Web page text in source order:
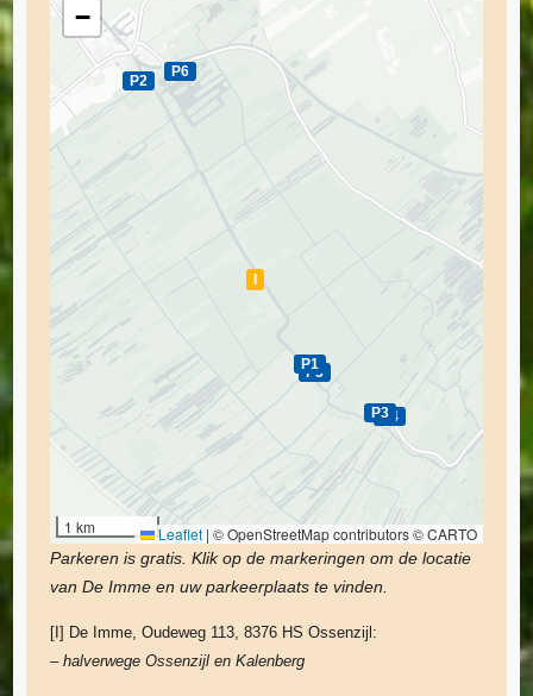
P6
P5
P4
P3
P2
P1
I
−
1 km Leaflet | © OpenStreetMap contributors © CARTO
Parkeren is gratis. Klik op de markeringen om de locatie
van De Imme en uw parkeerplaats te vinden.
[I] De Imme, Oudeweg 113, 8376 HS Ossenzijl:
– halverwege Ossenzijl en Kalenberg